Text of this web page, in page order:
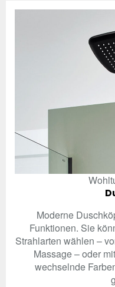
Moderne
Funktionen. Sie
Strahlarten wählen –
Massage – oder
wechselnde